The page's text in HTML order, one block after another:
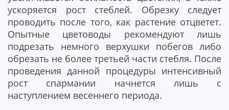
ускоряется рост стеблей. Обрезку следует
проводить после того, как растение отцветет.
Опытные цветоводы рекомендуют лишь
подрезать немного верхушки побегов либо
обрезать не более третьей части стебля. После
проведения данной процедуры интенсивный
рост спармании начнется лишь с
наступлением весеннего периода.